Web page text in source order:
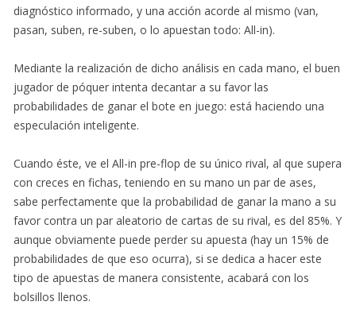
diagnóstico informado, y una acción acorde al mismo (van,
pasan, suben, re-suben, o lo apuestan todo: All-in).
Mediante la realización de dicho análisis en cada mano, el buen
jugador de póquer intenta decantar a su favor las
probabilidades de ganar el bote en juego: está haciendo una
especulación inteligente.
Cuando éste, ve el All-in pre-flop de su único rival, al que supera
con creces en fichas, teniendo en su mano un par de ases,
sabe perfectamente que la probabilidad de ganar la mano a su
favor contra un par aleatorio de cartas de su rival, es del 85%. Y
aunque obviamente puede perder su apuesta (hay un 15% de
probabilidades de que eso ocurra), si se dedica a hacer este
tipo de apuestas de manera consistente, acabará con los
bolsillos llenos.